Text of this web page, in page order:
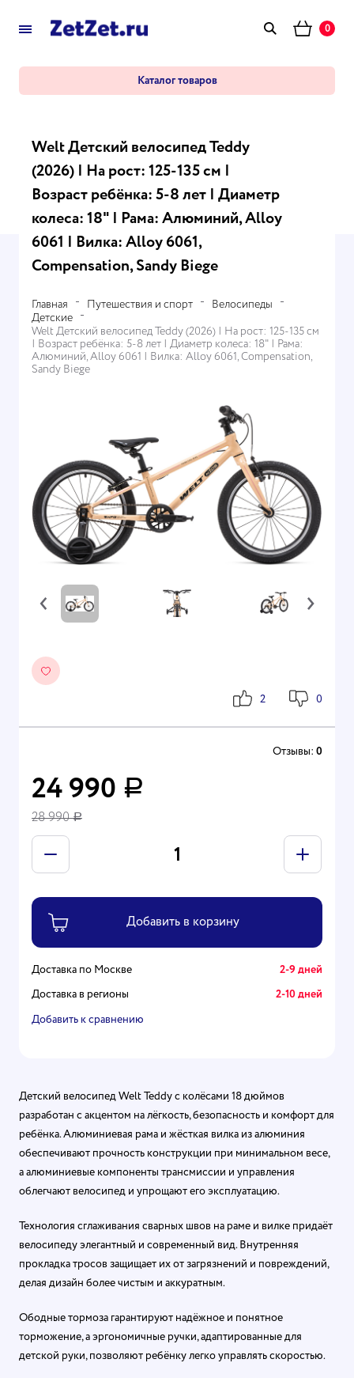
0
Каталог товаров
Welt Детский велосипед Teddy
(2026) | На рост: 125-135 см |
Возраст ребёнка: 5-8 лет | Диаметр
колеса: 18" | Рама: Алюминий, Alloy
6061 | Вилка: Alloy 6061,
Compensation, Sandy Biege
Главная Путешествия и спорт
Велосипеды
Детские
Welt Детский велосипед Teddy (2026) | На рост: 125-135 см
| Возраст ребёнка: 5-8 лет | Диаметр колеса: 18" | Рама:
Алюминий, Alloy 6061 | Вилка: Alloy 6061, Compensation,
Sandy Biege
‹ ›
2 0
Отзывы: 0
24 990 Р
28 990Р
Доставка по Москве 2-9 дней
Доставка в регионы 2-10 дней
Добавить к сравнению
Детский велосипед Welt Teddy с колёсами 18 дюймов
разработан с акцентом на лёгкость, безопасность и комфорт для
ребёнка. Алюминиевая рама и жёсткая вилка из алюминия
обеспечивают прочность конструкции при минимальном весе,
а алюминиевые компоненты трансмиссии и управления
облегчают велосипед и упрощают его эксплуатацию.
Технология сглаживания сварных швов на раме и вилке придаёт
велосипеду элегантный и современный вид. Внутренняя
прокладка тросов защищает их от загрязнений и повреждений,
делая дизайн более чистым и аккуратным.
Ободные тормоза гарантируют надёжное и понятное
торможение, а эргономичные ручки, адаптированные для
детской руки, позволяют ребёнку легко управлять скоростью.